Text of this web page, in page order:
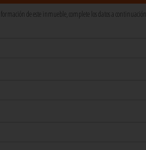
de este inmueble, complete los datos a continuación